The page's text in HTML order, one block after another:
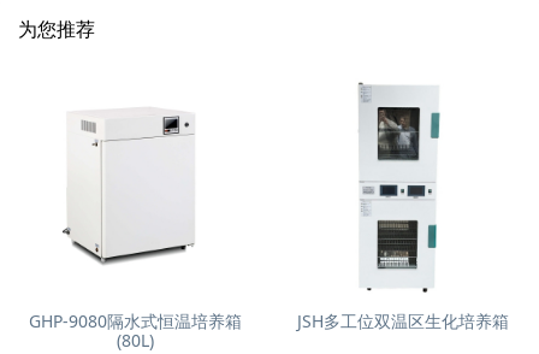
为您推荐
GHP-9080隔水式恒温培养箱
(80L)
JSH多工位双温区生化培养箱